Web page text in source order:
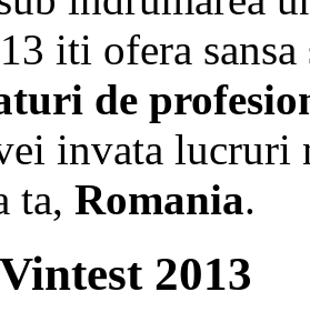
iti ofera
de
invata lucruri
ta, Romania.
2013